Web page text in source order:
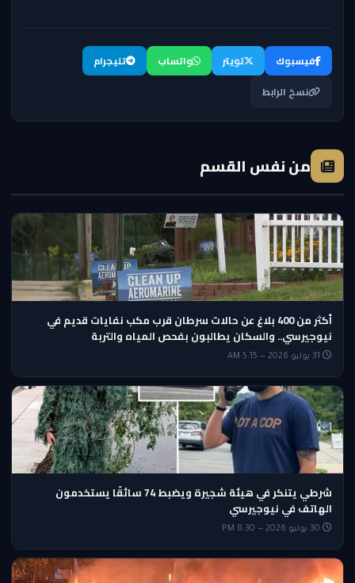
فيسبوك تويتر واتساب
تليجرام
نسخ الرابط
من نفس القسم
أكثر من 400 بلاغ عن حالات سرطان قرب مكب نفايات قديم في
نيوجيرسي.. والسكان يطالبون بفحص المياه والتربة
شرطي يتنكر في هيئة شجيرة ويضبط 74 سائقًا يستخدمون
الهاتف في نيوجيرسي